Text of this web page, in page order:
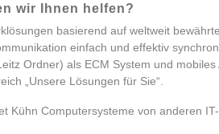
wir Ihnen helfen?
basierend auf weltweit
einfach und effektiv
Ordner) als ECM System und
„Unsere Lösungen für Sie“.
Kühn Computersysteme von anderen